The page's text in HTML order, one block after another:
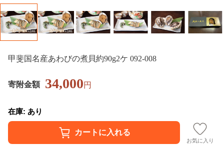
甲斐国名産あわびの煮貝約90g2ケ 092-008
寄附金額 34,000円
在庫: あり
お気に入り